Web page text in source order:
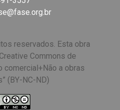
reservados. Esta obra
Commons de
comercial+Não a obras
(BY-NC-ND)